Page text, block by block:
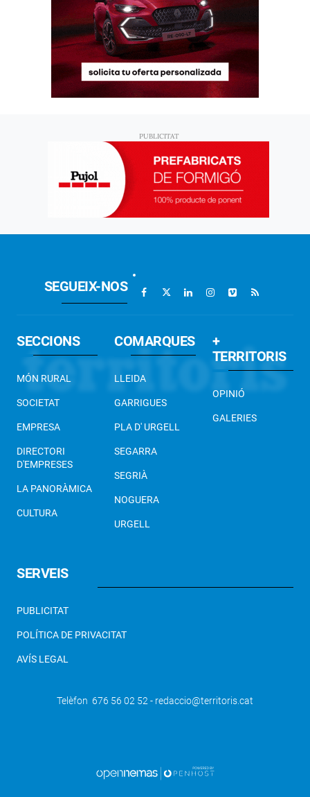
SEGUEIX-NOS
SECCIONS
MÓN RURAL
SOCIETAT
EMPRESA
DIRECTORI
D'EMPRESES
LA PANORÀMICA
CULTURA
COMARQUES
LLEIDA
GARRIGUES
PLA D' URGELL
SEGARRA
SEGRIÀ
NOGUERA
URGELL
+
TERRITORIS
OPINIÓ
GALERIES
SERVEIS
PUBLICITAT
POLÍTICA DE PRIVACITAT
AVÍS LEGAL
Telèfon 676 56 02 52 - redaccio@territoris.cat